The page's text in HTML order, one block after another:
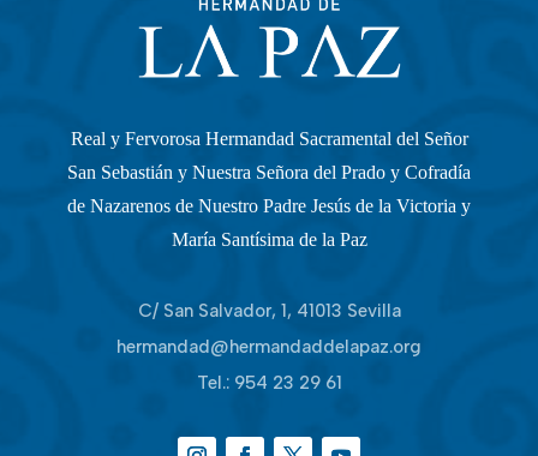
Real y Fervorosa Hermandad Sacramental del Señor
San Sebastián y Nuestra Señora del Prado y Cofradía
de Nazarenos de Nuestro Padre Jesús de la Victoria y
María Santísima de la Paz
C/ San Salvador, 1, 41013 Sevilla
hermandad@hermandaddelapaz.org
Tel.: 954 23 29 61